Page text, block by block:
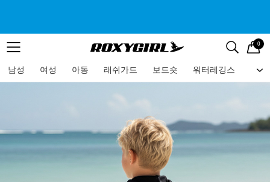
메뉴 검색
로고 0
남성 여성 아동 래쉬가드 보드숏 워터레깅스 비
메뉴